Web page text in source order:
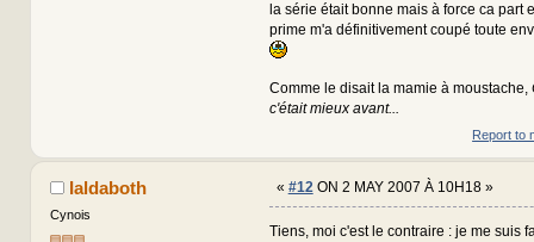
la série était bonne mais à force ca part
prime m'a définitivement coupé toute
Comme le disait la mamie à moustache,
c'était mieux avant...
Report to
Ialdaboth
Cynois
« #12ON 2 MAY 2007 À 10H18 »
Tiens, moi c'est le contraire : je me suis